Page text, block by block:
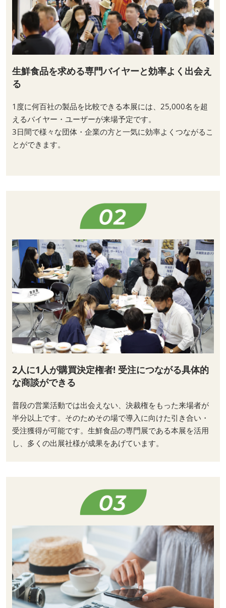
生鮮食品を求める専門バイヤーと効率よく出会え
る
1度に何百社の製品を比較できる本展には、25,000名を超
えるバイヤー・ユーザーが来場予定です。
3日間で様々な団体・企業の方と一気に効率よくつながるこ
とができます。
2人に1人が購買決定権者! 受注につながる具体的
な商談ができる
普段の営業活動では出会えない、決裁権をもった来場者が
半分以上です。そのためその場で導入に向けた引き合い・
受注獲得が可能です。生鮮食品の専門展である本展を活用
し、多くの出展社様が成果をあげています。